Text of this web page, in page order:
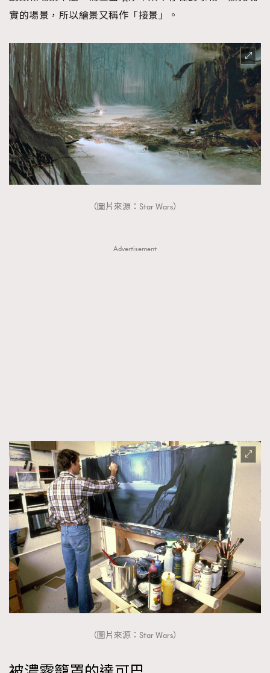
TRENDING
AFrenchMind
DressLikeAParisienne
EmpowerF
FashionWeek FigaroAesthetic
實的場景，所以繪景又稱作「接景」。
（圖片來源：Star Wars）
Advertisement
（圖片來源：Star Wars）